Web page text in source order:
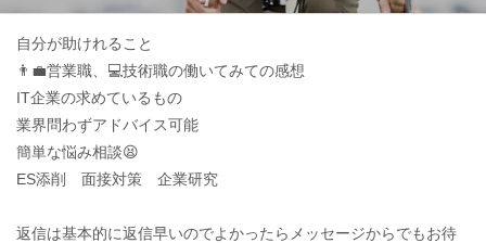
自分が助けれること
👨‍💼営業職、💻技術職の働いてみての感想
IT企業の求めているもの
業界問わずアドバイス可能
簡単な悩み相談😫
ES添削 面接対策 企業研究
返信は基本的に返信早いのでよかったらメッセージからでもお待